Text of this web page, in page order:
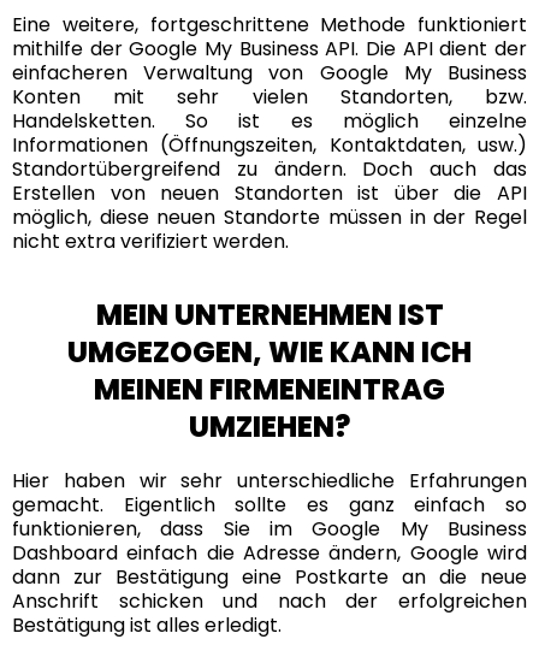
Eine weitere, fortgeschrittene Methode funktioniert
mithilfe derGoogle My Business API. Die API dient der
einfacheren Verwaltung von Google My Business
Konten mit sehr vielen Standorten, bzw.
Handelsketten. So ist es möglich einzelne
Informationen (Öffnungszeiten, Kontaktdaten, usw.)
Standortübergreifend zu ändern. Doch auch das
Erstellen von neuen Standorten ist über die API
möglich, diese neuen Standorte müssen in der Regel
nicht extra verifiziert werden.
MEIN UNTERNEHMEN IST
UMGEZOGEN, WIE KANN ICH
MEINEN FIRMENEINTRAG
UMZIEHEN?
Hier haben wir sehr unterschiedliche Erfahrungen
gemacht. Eigentlich sollte es ganz einfach so
funktionieren, dass Sie im Google My Business
Dashboard einfach die Adresse ändern, Google wird
dann zur Bestätigung eine Postkarte an die neue
Anschrift schicken und nach der erfolgreichen
Bestätigung ist alles erledigt.